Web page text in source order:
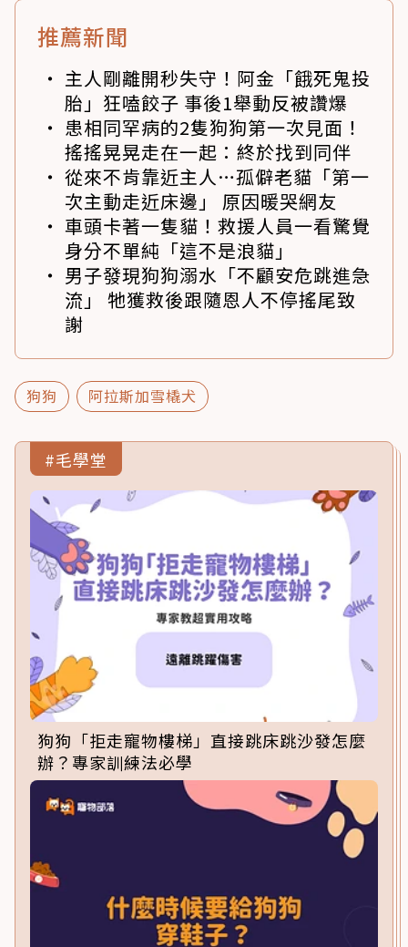
推薦新聞
主人剛離開秒失守！阿金「餓死鬼投
胎」狂嗑餃子 事後1舉動反被讚爆
患相同罕病的2隻狗狗第一次見面！
搖搖晃晃走在一起：終於找到同伴
從來不肯靠近主人…孤僻老貓「第一
次主動走近床邊」 原因暖哭網友
車頭卡著一隻貓！救援人員一看驚覺
身分不單純「這不是浪貓」
男子發現狗狗溺水「不顧安危跳進急
流」 牠獲救後跟隨恩人不停搖尾致
謝
狗狗 阿拉斯加雪橇犬
#毛學堂
狗狗「拒走寵物樓梯」直接跳床跳沙發怎麼
辦？專家訓練法必學